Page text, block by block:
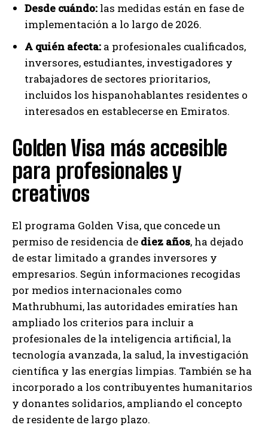
Desde cuándo: las medidas están en fase de
implementación a lo largo de 2026.
A quién afecta: a profesionales cualificados,
inversores, estudiantes, investigadores y
trabajadores de sectores prioritarios,
incluidos los hispanohablantes residentes o
interesados en establecerse en Emiratos.
Golden Visa más accesible
para profesionales y
creativos
El programa Golden Visa, que concede un
permiso de residencia de diez años, ha dejado
de estar limitado a grandes inversores y
empresarios. Según informaciones recogidas
por medios internacionales como
Mathrubhumi, las autoridades emiratíes han
ampliado los criterios para incluir a
profesionales de la inteligencia artificial, la
tecnología avanzada, la salud, la investigación
científica y las energías limpias. También se ha
incorporado a los contribuyentes humanitarios
y donantes solidarios, ampliando el concepto
de residente de largo plazo.